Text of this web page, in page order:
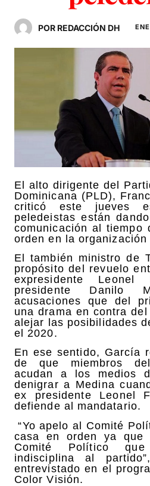
POR REDACCIÓN DH
El alto dirigente del
Dominicana (PLD),
criticó este jueves
peledeistas están
comunicación al tiempo
orden en la
El también ministro de
propósito del revuelo
expresidente
presidente Danilo
acusaciones que del
una drama en contra
alejar las posibilidades
el 2020.
En ese sentido, García
de que miembros
acudan a los medios
denigrar a Medina
ex presidente Leonel
defiende al mandatario.
“Yo apelo al Comité
casa en orden ya que
Comité Político
indisciplina al
entrevistado en el
Color Visión.